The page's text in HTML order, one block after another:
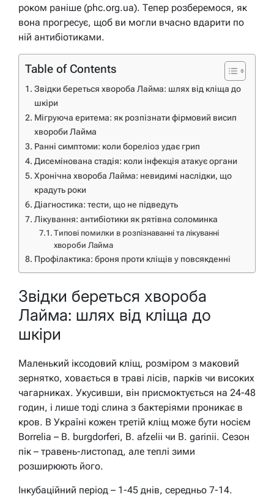
роком раніше (phc.org.ua). Тепер розберемося, як
вона прогресує, щоб ви могли вчасно вдарити по
ній антибіотиками.
Table of Contents
Звідки береться хвороба Лайма: шлях від кліща до
шкіри
Мігруюча еритема: як розпізнати фірмовий висип
хвороби Лайма
Ранні симптоми: коли бореліоз удає грип
Дисемінована стадія: коли інфекція атакує органи
Хронічна хвороба Лайма: невидимі наслідки, що
крадуть роки
Діагностика: тести, що не підведуть
Лікування: антибіотики як рятівна соломинка
Типові помилки в розпізнаванні та лікуванні
хвороби Лайма
Профілактика: броня проти кліщів у повсякденні
Звідки береться хвороба
Лайма: шлях від кліща до
шкіри
Маленький іксодовий кліщ, розміром з маковий
зернятко, ховається в траві лісів, парків чи високих
чагарниках. Укусивши, він присмоктується на 24-48
годин, і лише тоді слина з бактеріями проникає в
кров. В Україні кожен третій кліщ може бути носієм
Borrelia – B. burgdorferi, B. afzelii чи B. garinii. Сезон
пік – травень-листопад, але теплі зими
розширюють його.
Інкубаційний період – 1-45 днів, середньо 7-14.